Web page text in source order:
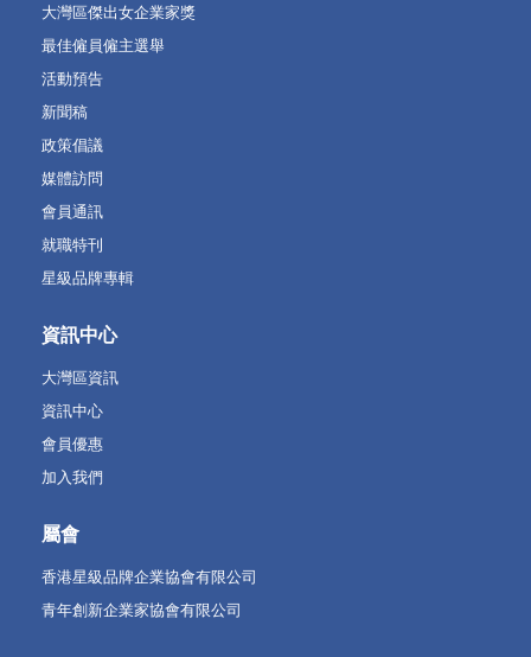
大灣區傑出女企業家獎
最佳僱員僱主選舉
活動預告
新聞稿
政策倡議
媒體訪問
會員通訊
就職特刊
星級品牌專輯
資訊中心
大灣區資訊
資訊中心
會員優惠
加入我們
屬會
香港星級品牌企業協會有限公司
青年創新企業家協會有限公司